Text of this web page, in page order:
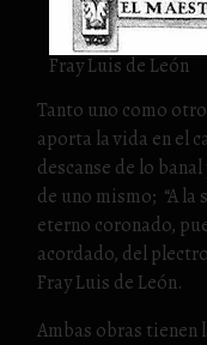
Fray Luis de León
Tanto uno como
aporta la vida en el
descanse de lo
de uno mismo; “A
eterno coronado,
acordado, del
Fray Luis de León.
Ambas obras tienen